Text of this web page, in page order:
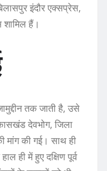
इंदौर एक्सप्रेस,
शामिल हैं।
तक जाती है, उसे
देवभोग, जिला
मांग की गई। साथ ही
ही में हुए दक्षिण पूर्व